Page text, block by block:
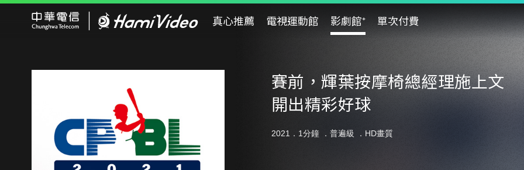
真心推薦 電視運動館 影劇館⁺ 單次付費
賽前，輝葉按摩椅總經理施上文
開出精彩好球
2021．1分鐘 ． 普遍級 ．HD畫質